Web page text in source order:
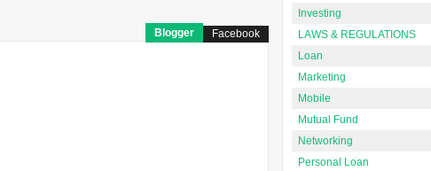
Blogger Facebook
Investing
LAWS & REGULATIONS
Loan
Marketing
Mobile
Mutual Fund
Networking
Personal Loan